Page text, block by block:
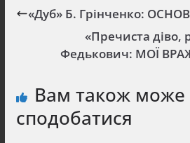
«Дуб» Б. Грінченко:
«Пречиста діво,
Федькович: МОЇ
Вам також може
сподобатися